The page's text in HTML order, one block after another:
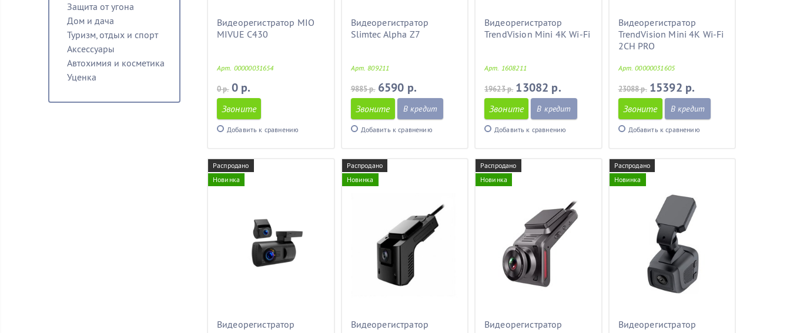
Видеорегистратор MIO
MIVUE C430
Арт. 00000031654
0 р. 0 р.
Звоните
Добавить к сравнению
Видеорегистратор
Slimtec Alpha Z7
Арт. 809211
9885 р. 6590 р.
Звоните В кредит
Добавить к сравнению
Видеорегистратор
TrendVision Mini 4K Wi-Fi
Арт. 1608211
19623 р. 13082 р.
Звоните В кредит
Добавить к сравнению
Видеорегистратор
TrendVision Mini 4K Wi-Fi
2CH PRO
Арт. 00000031605
23088 р. 15392 р.
Звоните В кредит
Добавить к сравнению
Распродано
Новинка
Видеорегистратор
Распродано
Новинка
Видеорегистратор
Распродано
Новинка
Видеорегистратор
Распродано
Новинка
Видеорегистратор
Защита от угона
Дом и дача
Туризм, отдых и спорт
Аксессуары
Автохимия и косметика
Уценка